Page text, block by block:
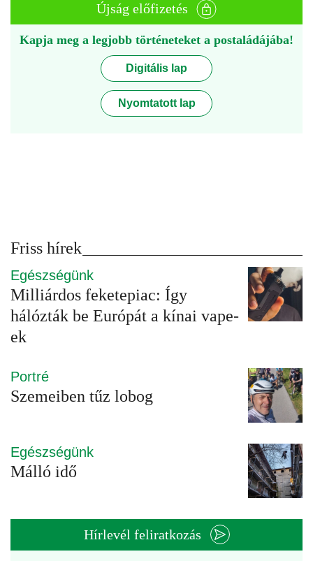
Újság előfizetés
Kapja meg a legjobb történeteket a postaládájába!
Digitális lap
Nyomtatott lap
Friss hírek
Egészségünk
Milliárdos feketepiac: Így
hálózták be Európát a kínai vape-
ek
Portré
Szemeiben tűz lobog
Egészségünk
Málló idő
Hírlevél feliratkozás